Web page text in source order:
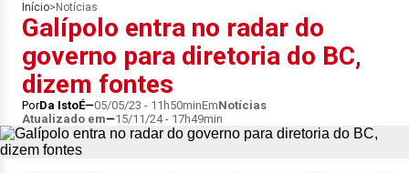
Início> Notícias
Galípolo entra no radar do
governo para diretoria do BC,
dizem fontes
PorDa IstoÉ 05/05/23 - 11h50minEmNotícias
Atualizado em
15/11/24 - 17h49min